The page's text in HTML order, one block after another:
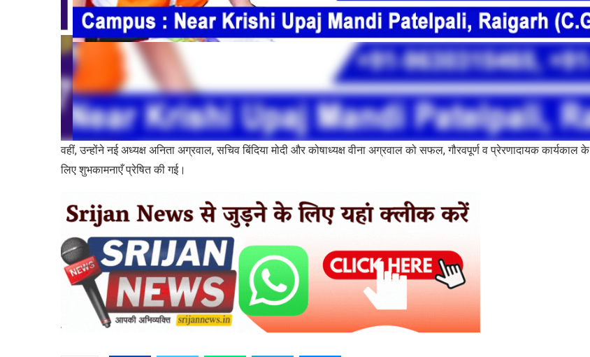
वहीं, उन्होंने नई अध्यक्ष अनिता अग्रवाल, सचिव बिंदिया मोदी और कोषाध्यक्ष वीना अग्रवाल को सफल, गौरवपूर्ण व प्रेरणादायक कार्यकाल के
लिए शुभकामनाएँ प्रेषित की गई।